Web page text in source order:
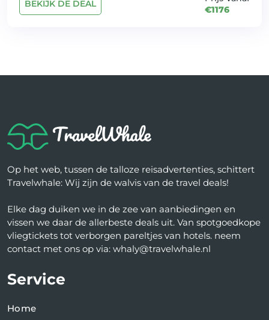
BEKIJK DE DEAL
€1176
Op het web, tussen de talloze reisadvertenties, schittert
Travelwhale: Wij zijn de walvis van de travel deals!
Elke dag duiken we in de zee van aanbiedingen en
vissen we daar de allerbeste deals uit. Van spotgoedkope
vliegtickets tot verborgen pareltjes van hotels. neem
contact met ons op via: whaly@travelwhale.nl
Service
Home